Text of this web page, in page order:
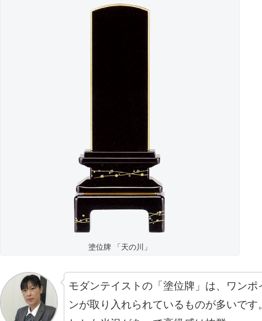
塗位牌 「天の川」
モダンテイストの「塗位牌」は、ワン
ンが取り入れられているものが多いです